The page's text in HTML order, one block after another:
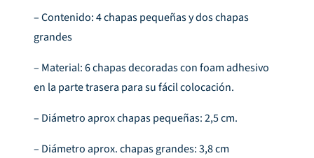
– Contenido: 4 chapas pequeñas y dos chapas
grandes
– Material: 6 chapas decoradas con foam adhesivo
en la parte trasera para su fácil colocación.
– Diámetro aprox chapas pequeñas: 2,5 cm.
– Diámetro aprox. chapas grandes: 3,8 cm